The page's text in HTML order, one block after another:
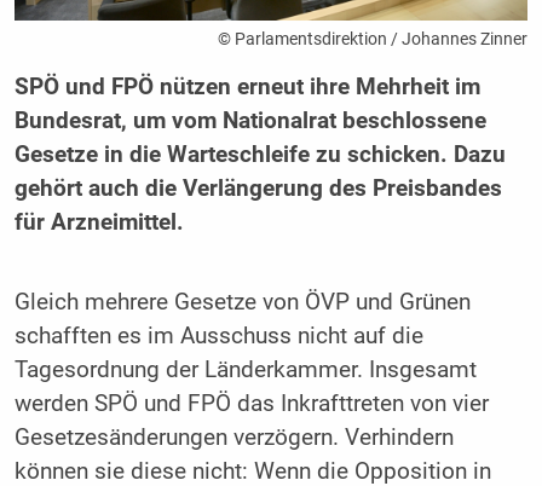
© Parlamentsdirektion / Johannes Zinner
SPÖ und FPÖ nützen erneut ihre Mehrheit im
Bundesrat, um vom Nationalrat beschlossene
Gesetze in die Warteschleife zu schicken. Dazu
gehört auch die Verlängerung des Preisbandes
für Arzneimittel.
Gleich mehrere Gesetze von ÖVP und Grünen
schafften es im Ausschuss nicht auf die
Tagesordnung der Länderkammer. Insgesamt
werden SPÖ und FPÖ das Inkrafttreten von vier
Gesetzesänderungen verzögern. Verhindern
können sie diese nicht: Wenn die Opposition in